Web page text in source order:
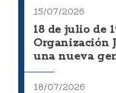
15/07/2026
18 de julio de
Organización
una nueva
18/07/2026